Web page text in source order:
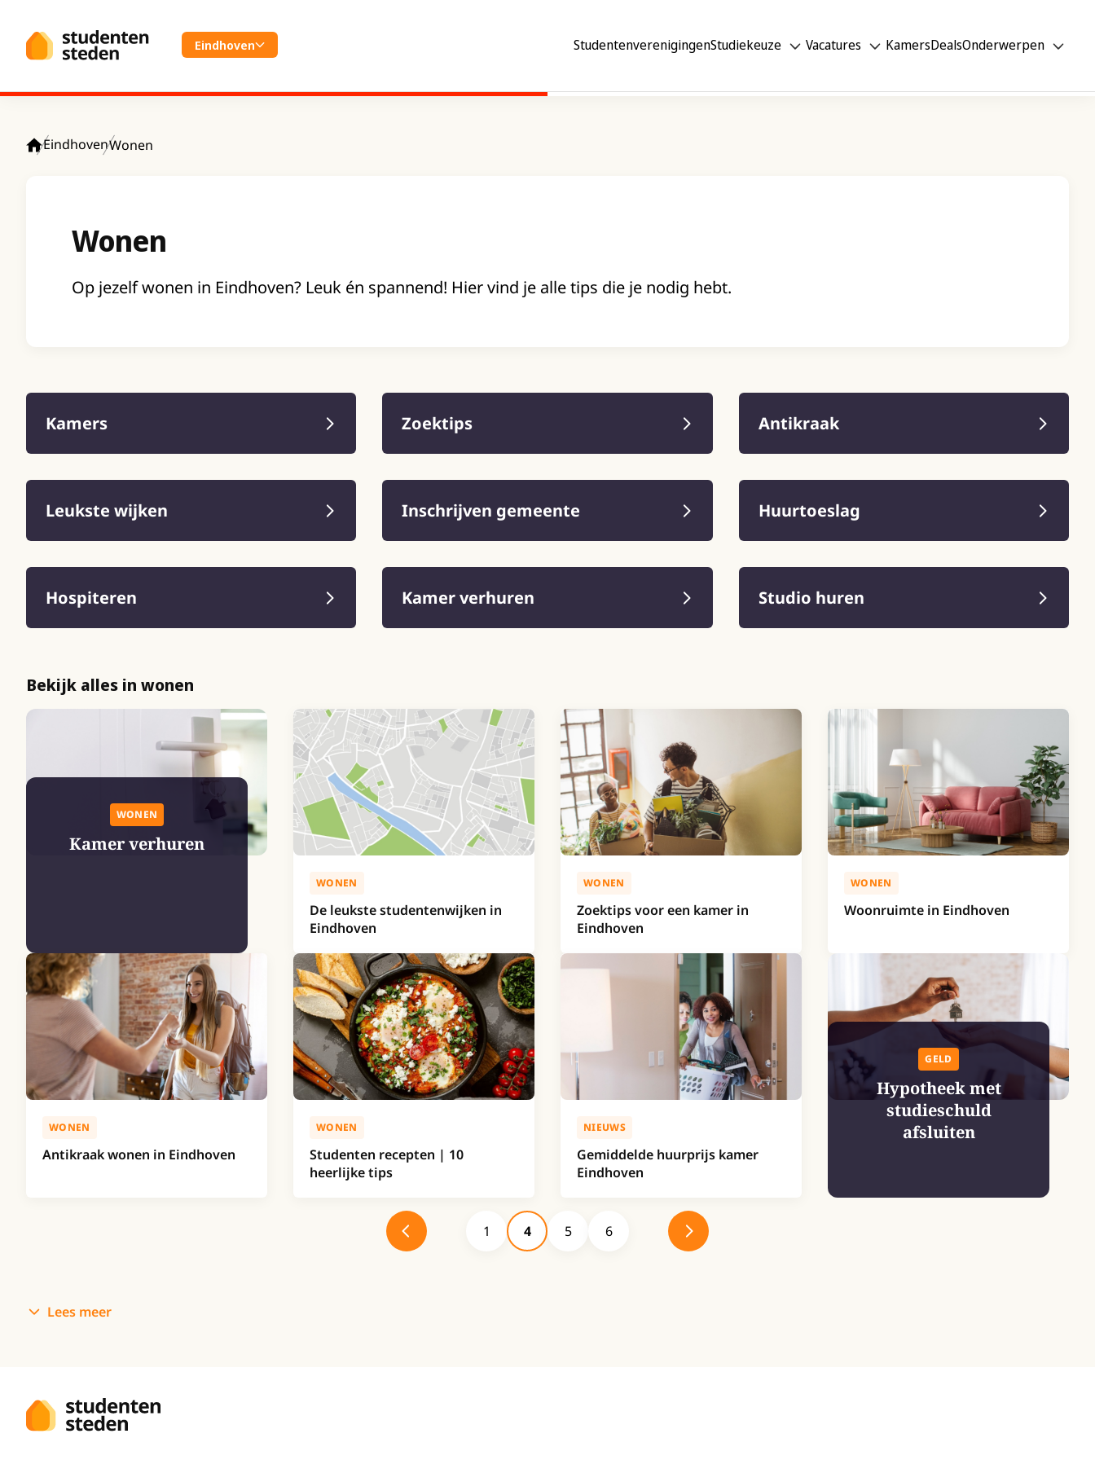
Eindhoven StudentenverenigingenStudiekeuze Vacatures KamersDealsOnderwerpen
EindhovenWonen
Wonen
Op jezelf wonen in Eindhoven? Leuk én spannend! Hier vind je alle tips die je nodig hebt.
Kamers Zoektips Antikraak
Leukste wijken Inschrijven gemeente Huurtoeslag
Hospiteren Kamer verhuren Studio huren
Bekijk alles in wonen
WONEN
Kamer verhuren
WONEN
De leukste studentenwijken in
Eindhoven
WONEN
Zoektips voor een kamer in
Eindhoven
WONEN
Woonruimte in Eindhoven
WONEN
Antikraak wonen in Eindhoven
WONEN
Studenten recepten | 10
heerlijke tips
NIEUWS
Gemiddelde huurprijs kamer
Eindhoven
GELD
Hypotheek met
studieschuld
afsluiten
1 4 5 6
Lees meer